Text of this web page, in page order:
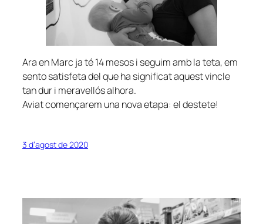
Ara en Marc ja té 14 mesos i seguim amb la teta, em
sento satisfeta del que ha significat aquest vincle
tan dur i meravellós alhora.
Aviat començarem una nova etapa: el destete!
3 d’agost de 2020